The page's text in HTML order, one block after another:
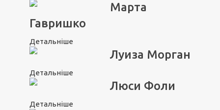
Марта
Гавришко
Детальніше
Луиза Морган
Детальніше
Люси Фоли
Детальніше